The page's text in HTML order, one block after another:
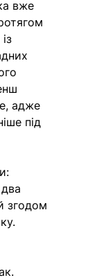
вже
адже
під
згодом